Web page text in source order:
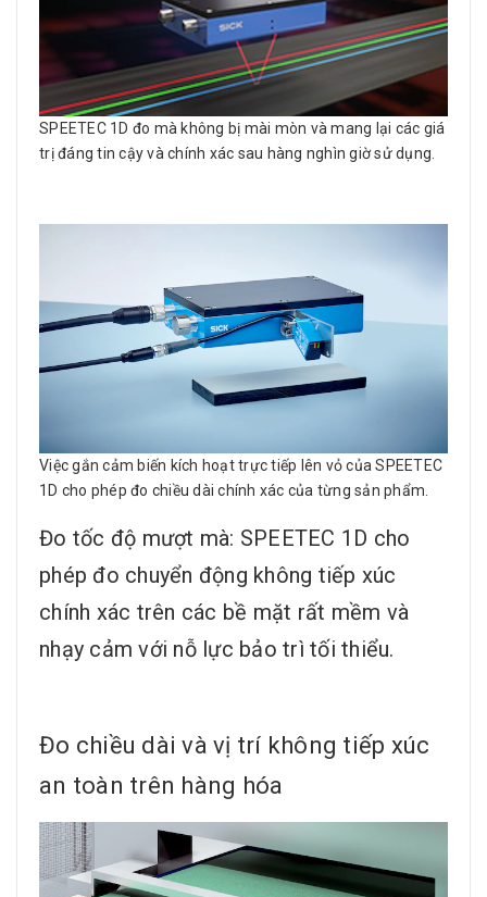
SPEETEC 1D đo mà không bị mài mòn và mang lại các giá
trị đáng tin cậy và chính xác sau hàng nghìn giờ sử dụng.
Việc gắn cảm biến kích hoạt trực tiếp lên vỏ của SPEETEC
1D cho phép đo chiều dài chính xác của từng sản phẩm.
Đo tốc độ mượt mà: SPEETEC 1D cho
phép đo chuyển động không tiếp xúc
chính xác trên các bề mặt rất mềm và
nhạy cảm với nỗ lực bảo trì tối thiểu.
Đo chiều dài và vị trí không tiếp xúc
an toàn trên hàng hóa